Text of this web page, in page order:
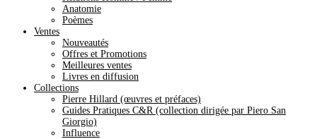
Anatomie
Poèmes
Ventes
Nouveautés
Offres et Promotions
Meilleures ventes
Livres en diffusion
Collections
Pierre Hillard (œuvres et préfaces)
Guides Pratiques C&R (collection dirigée par Piero San
Giorgio)
Influence